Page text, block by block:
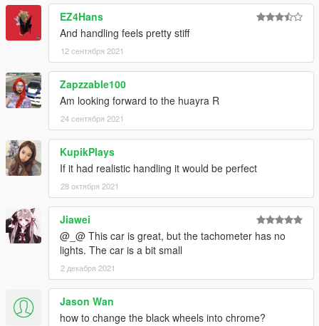
EZ4Hans
And handling feels pretty stiff
12 сентября 2021
Zapzzable100
Am looking forward to the huayra R
24 сентября 2021
KupikPlays
If it had realistic handling it would be perfect
28 октября 2021
Jiawei
@_@ This car is great, but the tachometer has no
lights. The car is a bit small
2 декабря 2021
Jason Wan
how to change the black wheels into chrome?